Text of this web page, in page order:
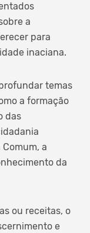
a
para
inaciana.
temas
a formação
das
a
da
ou receitas, o
e